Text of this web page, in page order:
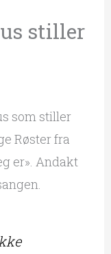
stiller
som stiller
Røster fra
er». Andakt